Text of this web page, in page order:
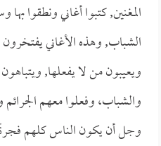
المغنين, كتبوا أغاني ونطقوا
الشباب, وهذه الأغاني يفتخرون
ويعيبون من لا يفعلها,
والشباب، وفعلوا معهم
وجل أن يكون الناس كلهم